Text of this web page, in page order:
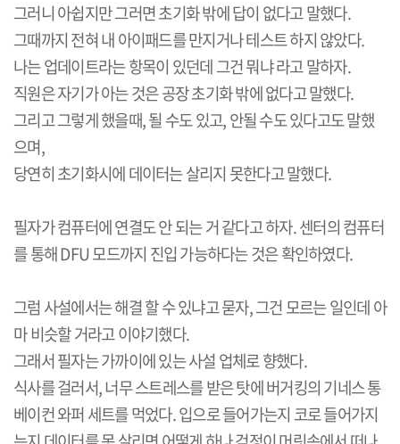
그러니 아쉽지만 그러면 초기화 밖에 답이 없다고 말했다.
그때까지 전혀 내 아이패드를 만지거나 테스트 하지 않았다.
나는 업데이트라는 항목이 있던데 그건 뭐냐 라고 말하자.
직원은 자기가 아는 것은 공장 초기화 밖에 없다고 말했다.
그리고 그렇게 했을때, 될 수도 있고, 안될 수도 있다고도 말했
으며,
당연히 초기화시에 데이터는 살리지 못한다고 말했다.
필자가 컴퓨터에 연결도 안 되는 거 같다고 하자. 센터의 컴퓨터
를 통해 DFU 모드까지 진입 가능하다는 것은 확인하였다.
그럼 사설에서는 해결 할 수 있냐고 묻자, 그건 모르는 일인데 아
마 비슷할 거라고 이야기했다.
그래서 필자는 가까이에 있는 사설 업체로 향했다.
식사를 걸러서, 너무 스트레스를 받은 탓에 버거킹의 기네스 통
베이컨 와퍼 세트를 먹었다. 입으로 들어가는지 코로 들어가지